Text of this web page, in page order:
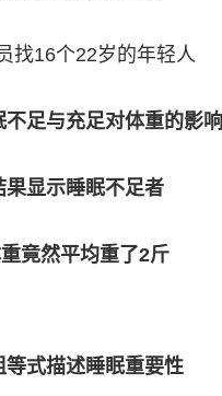
找16个22岁的年轻人
不足与充足对体重的影响
果显示睡眠不足者
竟然平均重了2斤
等式描述睡眠重要性